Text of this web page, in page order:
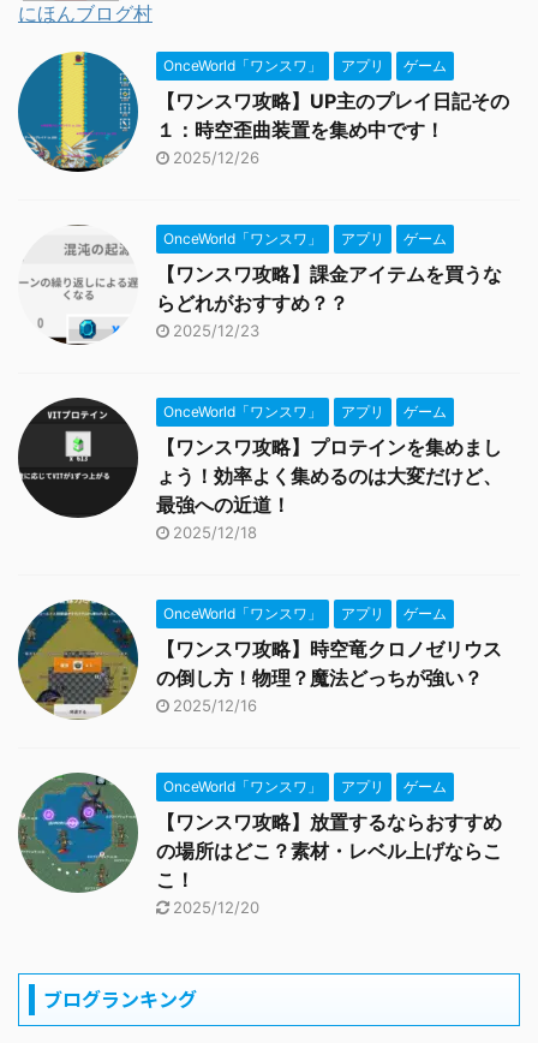
にほんブログ村
OnceWorld「ワンスワ」 アプリ ゲーム
【ワンスワ攻略】UP主のプレイ日記その
１：時空歪曲装置を集め中です！
2025/12/26
OnceWorld「ワンスワ」 アプリ ゲーム
【ワンスワ攻略】課金アイテムを買うな
らどれがおすすめ？？
2025/12/23
OnceWorld「ワンスワ」 アプリ ゲーム
【ワンスワ攻略】プロテインを集めまし
ょう！効率よく集めるのは大変だけど、
最強への近道！
2025/12/18
OnceWorld「ワンスワ」 アプリ ゲーム
【ワンスワ攻略】時空竜クロノゼリウス
の倒し方！物理？魔法どっちが強い？
2025/12/16
OnceWorld「ワンスワ」 アプリ ゲーム
【ワンスワ攻略】放置するならおすすめ
の場所はどこ？素材・レベル上げならこ
こ！
2025/12/20
ブログランキング